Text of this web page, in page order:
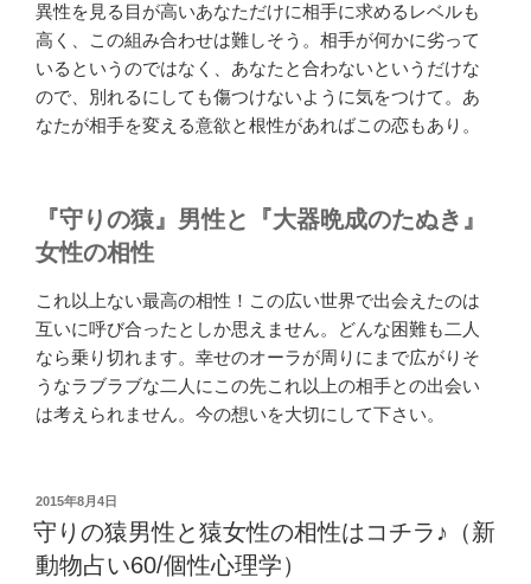
異性を見る目が高いあなただけに相手に求めるレベルも
高く、この組み合わせは難しそう。相手が何かに劣って
いるというのではなく、あなたと合わないというだけな
ので、別れるにしても傷つけないように気をつけて。あ
なたが相手を変える意欲と根性があればこの恋もあり。
『守りの猿』男性と『大器晩成のたぬき』
女性の相性
これ以上ない最高の相性！この広い世界で出会えたのは
互いに呼び合ったとしか思えません。どんな困難も二人
なら乗り切れます。幸せのオーラが周りにまで広がりそ
うなラブラブな二人にこの先これ以上の相手との出会い
は考えられません。今の想いを大切にして下さい。
投
稿
日:
2015年8月4日
守りの猿男性と猿女性の相性はコチラ♪（新
動物占い60/個性心理学）